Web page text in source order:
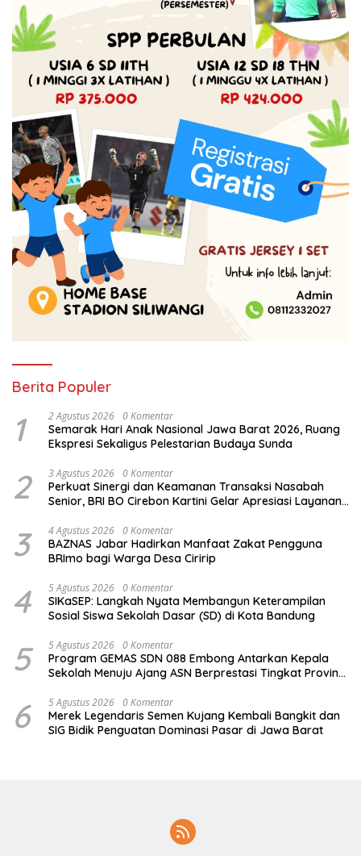
Berita Populer
1 2 Agustus 2026 0 Komentar
Semarak Hari Anak Nasional Jawa Barat 2026, Ruang
Ekspresi Sekaligus Pelestarian Budaya Sunda
2 3 Agustus 2026 0 Komentar
Perkuat Sinergi dan Keamanan Transaksi Nasabah
Senior, BRI BO Cirebon Kartini Gelar Apresiasi Layanan
3 4 Agustus 2026 0 Komentar
BAZNAS Jabar Hadirkan Manfaat Zakat Pengguna
BRImo bagi Warga Desa Ciririp
4 5 Agustus 2026 0 Komentar
SIKaSEP: Langkah Nyata Membangun Keterampilan
Sosial Siswa Sekolah Dasar (SD) di Kota Bandung
5 5 Agustus 2026 0 Komentar
Program GEMAS SDN 088 Embong Antarkan Kepala
Sekolah Menuju Ajang ASN Berprestasi Tingkat Provinsi
6 5 Agustus 2026 0 Komentar
Merek Legendaris Semen Kujang Kembali Bangkit dan
SIG Bidik Penguatan Dominasi Pasar di Jawa Barat